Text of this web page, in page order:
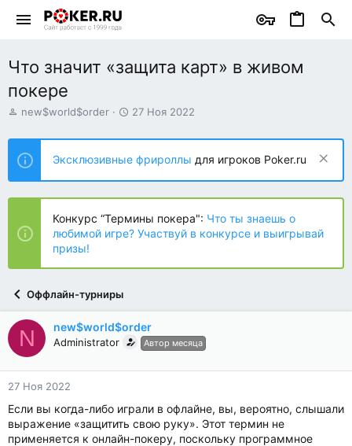
Что значит «защита карт» в живом
покере
А
т
о
р
т
е
ы
new$world$order
Д
т
н
а
ч
л
а
27 Ноя 2022
Эксклюзивные фрироллы для игроков Poker.ru
Конкурс “Термины покера": Что ты знаешь о
любимой игре? Участвуй в конкурсе и выигрывай
призы!
Оффлайн-турниры
N new$world$order
Administrator Автор месяца
27 Ноя 2022
Если вы когда-либо играли в офлайне, вы, вероятно, слышали
выражение «защитить свою руку». Этот термин не
применяется к онлайн-покеру, поскольку программное